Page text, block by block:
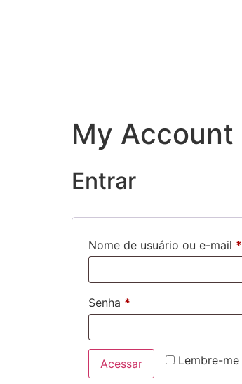
My Account
Entrar
Nome de usuário ou e-mail *
Senha *
Lembre-me
Acessar